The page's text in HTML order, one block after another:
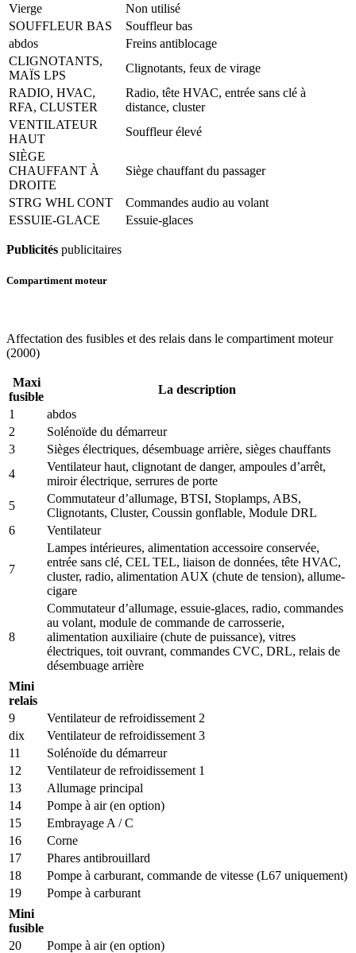
Vierge
Non utilisé
SOUFFLEUR BAS
Souffleur bas
abdos
Freins antiblocage
CLIGNOTANTS,
MAÏS LPS
Clignotants, feux de virage
RADIO, HVAC,
RFA, CLUSTER
Radio, tête HVAC, entrée sans clé à
distance, cluster
VENTILATEUR
HAUT
Souffleur élevé
SIÈGE
CHAUFFANT À
DROITE
Siège chauffant du passager
STRG WHL CONT
Commandes audio au volant
ESSUIE-GLACE
Essuie-glaces
Publicités publicitaires
Compartiment moteur
Affectation des fusibles et des relais dans le compartiment moteur
(2000)
Maxi
fusible
La description
1
abdos
2
Solénoïde du démarreur
3
Sièges électriques, désembuage arrière, sièges chauffants
4
Ventilateur haut, clignotant de danger, ampoules d’arrêt,
miroir électrique, serrures de porte
5
Commutateur d’allumage, BTSI, Stoplamps, ABS,
Clignotants, Cluster, Coussin gonflable, Module DRL
6
Ventilateur
7
Lampes intérieures, alimentation accessoire conservée,
entrée sans clé, CEL TEL, liaison de données, tête HVAC,
cluster, radio, alimentation AUX (chute de tension), allume-
cigare
8
Commutateur d’allumage, essuie-glaces, radio, commandes
au volant, module de commande de carrosserie,
alimentation auxiliaire (chute de puissance), vitres
électriques, toit ouvrant, commandes CVC, DRL, relais de
désembuage arrière
Mini
relais
9
Ventilateur de refroidissement 2
dix
Ventilateur de refroidissement 3
11
Solénoïde du démarreur
12
Ventilateur de refroidissement 1
13
Allumage principal
14
Pompe à air (en option)
15
Embrayage A / C
16
Corne
17
Phares antibrouillard
18
Pompe à carburant, commande de vitesse (L67 uniquement)
19
Pompe à carburant
Mini
fusible
20
Pompe à air (en option)